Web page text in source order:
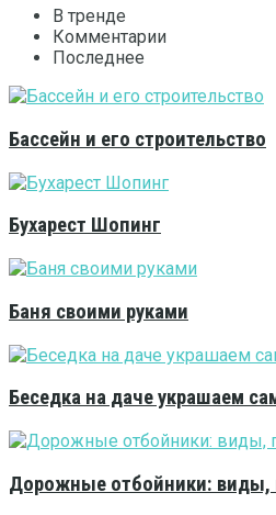
В тренде
Комментарии
Последнее
Бассейн и его строительство
Бухарест Шопинг
Баня своими руками
Беседка на даче украшаем
Дорожные отбойники: виды,